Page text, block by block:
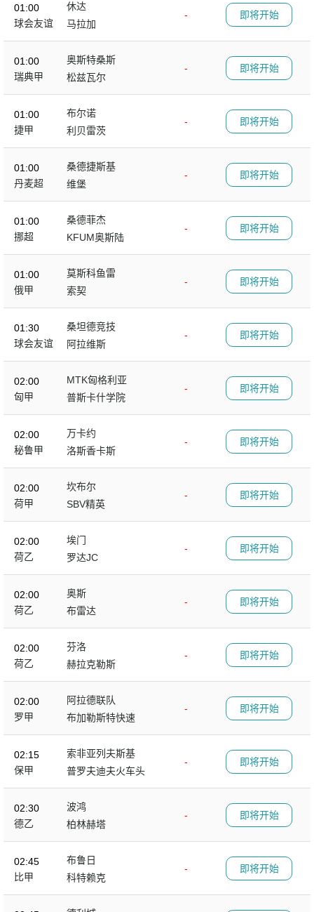
01:00
球会友谊
休达
-
马拉加
即将开始
01:00
瑞典甲
奥斯特桑斯
-
松兹瓦尔
即将开始
01:00
捷甲
布尔诺
-
利贝雷茨
即将开始
01:00
丹麦超
桑德捷斯基
-
维堡
即将开始
01:00
挪超
桑德菲杰
-
KFUM奥斯陆
即将开始
01:00
俄甲
莫斯科鱼雷
-
索契
即将开始
01:30
球会友谊
桑坦德竞技
-
阿拉维斯
即将开始
02:00
匈甲
MTK匈格利亚
-
普斯卡什学院
即将开始
02:00
秘鲁甲
万卡约
-
洛斯香卡斯
即将开始
02:00
荷甲
坎布尔
-
SBV精英
即将开始
02:00
荷乙
埃门
-
罗达JC
即将开始
02:00
荷乙
奥斯
-
布雷达
即将开始
02:00
荷乙
芬洛
-
赫拉克勒斯
即将开始
02:00
罗甲
阿拉德联队
-
布加勒斯特快速
即将开始
02:15
保甲
索非亚列夫斯基
-
普罗夫迪夫火车头
即将开始
02:30
德乙
波鸿
-
柏林赫塔
即将开始
02:45
比甲
布鲁日
-
科特赖克
即将开始